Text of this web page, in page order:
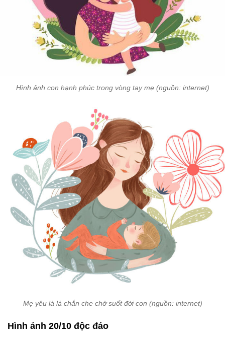
Hình ảnh con hạnh phúc trong vòng tay mẹ (nguồn: internet)
Mẹ yêu là lá chắn che chở suốt đời con (nguồn: internet)
Hình ảnh 20/10 độc đáo